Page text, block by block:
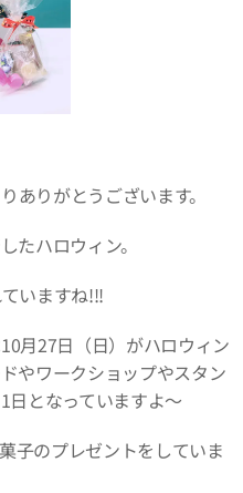
ありがとうございます。
たハロウィン。
いますね!!!
月27日（日）がハロウィン
やワークショップやスタン
日となっていますよ〜
子のプレゼントをしていま